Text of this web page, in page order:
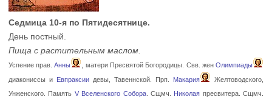
Седмица 10-я по Пятидесятнице.
День постный.
Пища с растительным маслом.
Успение прав.Анны , матери Пресвятой Богородицы. Свв. женОлимпиады
диакониссы и Евпраксиидевы, Тавеннской. Прп. Макария
Желтоводского,
Унженского. Память V Вселенского Собора. Сщмч. Николая пресвитера. Сщмч.